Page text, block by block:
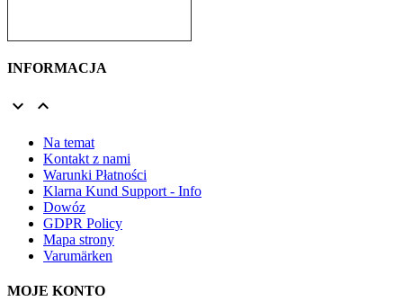
INFORMACJA
 
Na temat
Kontakt z nami
Warunki Płatności
Klarna Kund Support - Info
Dowóz
GDPR Policy
Mapa strony
Varumärken
MOJE KONTO